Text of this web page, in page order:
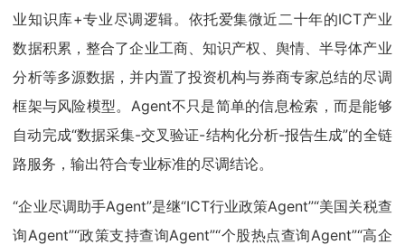
业知识库+专业尽调逻辑。依托爱集微近二十年的ICT产业
数据积累，整合了企业工商、知识产权、舆情、半导体产业
分析等多源数据，并内置了投资机构与券商专家总结的尽调
框架与风险模型。Agent不只是简单的信息检索，而是能够
自动完成“数据采集-交叉验证-结构化分析-报告生成”的全链
路服务，输出符合专业标准的尽调结论。
“企业尽调助手Agent”是继“ICT行业政策Agent”“美国关税查
询Agent”“政策支持查询Agent”“个股热点查询Agent”“高企